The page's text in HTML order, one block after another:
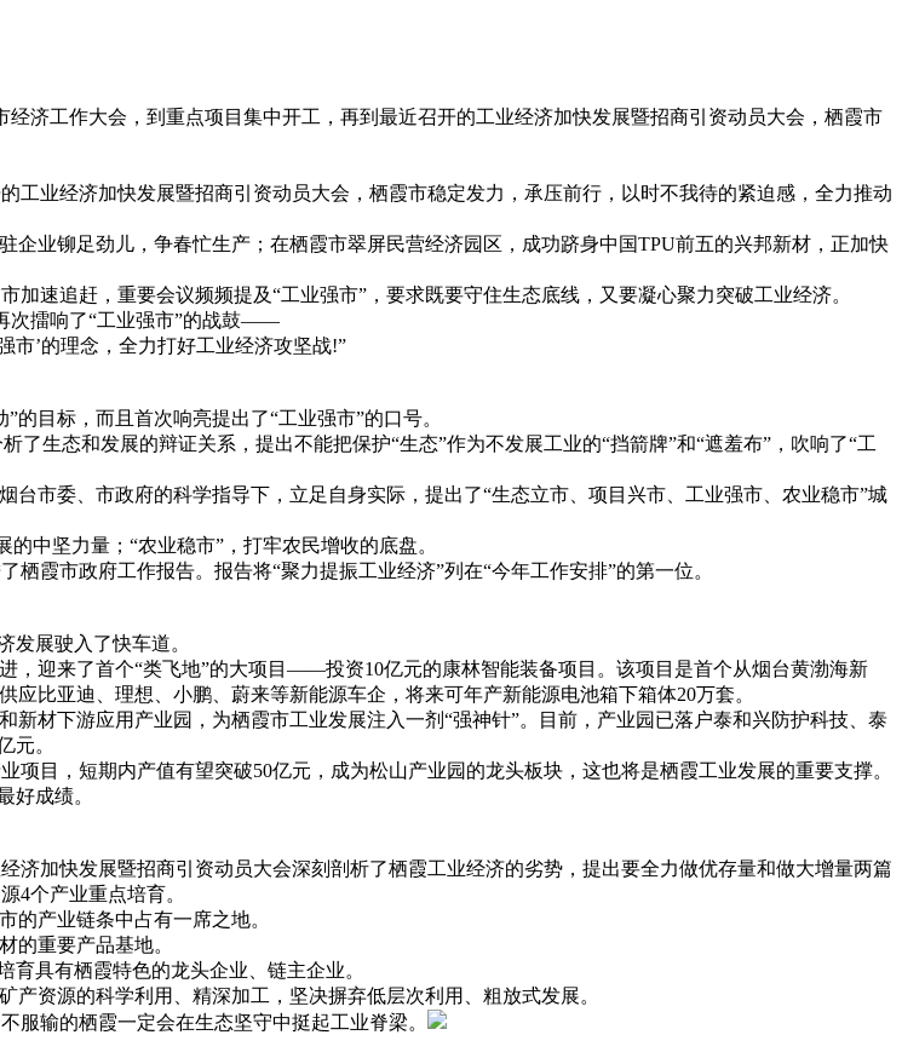
济工作大会，到重点项目集中开工，再到最近召开的工业经济加快发展暨招商引资动员大会，栖霞市
业经济加快发展暨招商引资动员大会，栖霞市稳定发力，承压前行，以时不我待的紧迫感，全力推动
业铆足劲儿，争春忙生产；在栖霞市翠屏民营经济园区，成功跻身中国TPU前五的兴邦新材，正加快
速追赶，重要会议频频提及“工业强市”，要求既要守住生态底线，又要凝心聚力突破工业经济。
次擂响了“工业强市”的战鼓——
市’的理念，全力打好工业经济攻坚战!”
目标，而且首次响亮提出了“工业强市”的口号。
生态和发展的辩证关系，提出不能把保护“生态”作为不发展工业的“挡箭牌”和“遮羞布”，吹响了“工
市委、市政府的科学指导下，立足自身实际，提出了“生态立市、项目兴市、工业强市、农业稳市”城
中坚力量；“农业稳市”，打牢农民增收的底盘。
霞市政府工作报告。报告将“聚力提振工业经济”列在“今年工作安排”的第一位。
发展驶入了快车道。
，迎来了首个“类飞地”的大项目——投资10亿元的康林智能装备项目。该项目是首个从烟台黄渤海新
应比亚迪、理想、小鹏、蔚来等新能源车企，将来可年产新能源电池箱下箱体20万套。
材下游应用产业园，为栖霞市工业发展注入一剂“强神针”。目前，产业园已落户泰和兴防护科技、泰
元。
目，短期内产值有望突破50亿元，成为松山产业园的龙头板块，这也将是栖霞工业发展的重要支撑。
好成绩。
加快发展暨招商引资动员大会深刻剖析了栖霞工业经济的劣势，提出要全力做优存量和做大增量两篇
4个产业重点培育。
产业链条中占有一席之地。
的重要产品基地。
具有栖霞特色的龙头企业、链主企业。
资源的科学利用、精深加工，坚决摒弃低层次利用、粗放式发展。
服输的栖霞一定会在生态坚守中挺起工业脊梁。